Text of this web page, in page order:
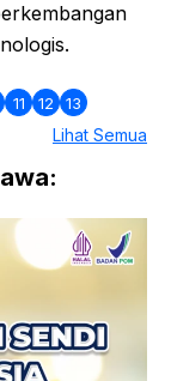
11 12 13
Lihat Semua